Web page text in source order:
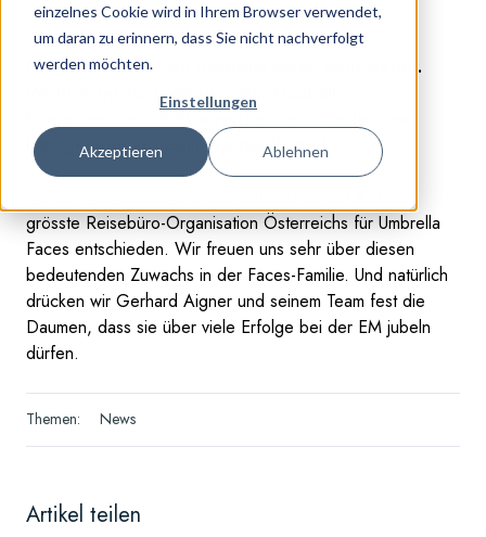
einzelnes Cookie wird in Ihrem Browser verwendet,
um daran zu erinnern, dass Sie nicht nachverfolgt
werden möchten.
Einstellungen
Akzeptieren Ablehnen
vonMagnus Kunhardt am Jun 10, 2016 5:29:31 PM
Die Erfolgsstory von Umbrella Faces geht weiter.
Rechtzeitig zur Eröffnung der Fussball-
Neuigkeiten aus dem Wiener Prater!
grösste Reisebüro-Organisation Österreichs für Umbrella
Faces entschieden. Wir freuen uns sehr über diesen
bedeutenden Zuwachs in der Faces-Familie. Und natürlich
drücken wir Gerhard Aigner und seinem Team fest die
Daumen, dass sie über viele Erfolge bei der EM jubeln
dürfen.
Themen: News
Artikel teilen